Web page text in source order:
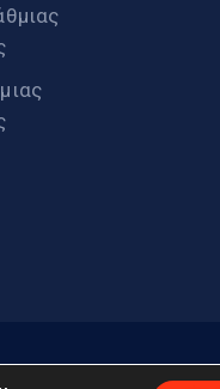
δικαιώματος